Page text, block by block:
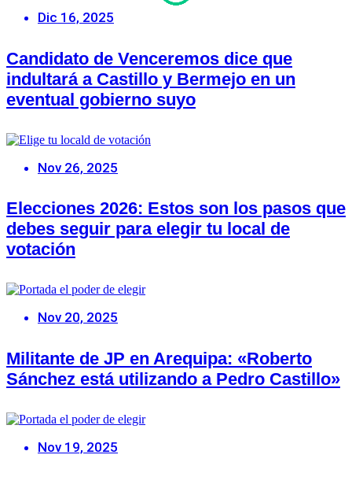
Dic 16, 2025
Candidato de Venceremos dice que
indultará a Castillo y Bermejo en un
eventual gobierno suyo
Nov 26, 2025
Elecciones 2026: Estos son los pasos que
debes seguir para elegir tu local de
votación
Nov 20, 2025
Militante de JP en Arequipa: «Roberto
Sánchez está utilizando a Pedro Castillo»
Nov 19, 2025